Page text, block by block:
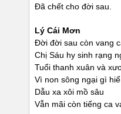
Đã chết cho đời sau.
Lý Cái Mơn
Đời đời sau còn vang
Chị Sáu hy sinh rạng
Tuổi thanh xuân và
Vì non sông ngại gì
Dẫu xa xôi mồ sâu
Vẫn mãi còn tiếng ca